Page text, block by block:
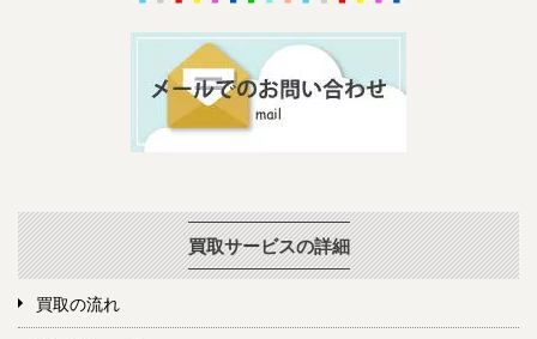
買取サービスの詳細
買取の流れ